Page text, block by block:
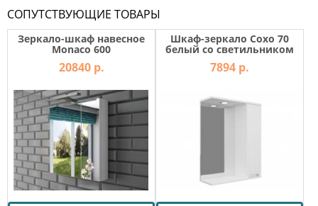
СОПУТСТВУЮЩИЕ ТОВАРЫ
Зеркало-шкаф навесное
Monaco 600
20840 р.
Шкаф-зеркало Сохо 70
белый со светильником
правый
7894 р.